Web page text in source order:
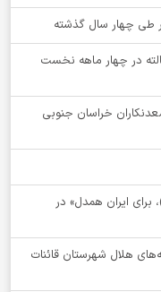
آسفالته در چهار ماهه نخست
خراسان جنوبی
ایران همدل» در
خانه‌های هلال شهرستان قائنات